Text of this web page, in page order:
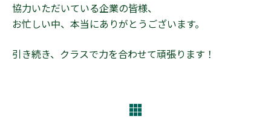
協力いただいている企業の皆様、
お忙しい中、本当にありがとうございます。
引き続き、クラスで力を合わせて頑張ります！